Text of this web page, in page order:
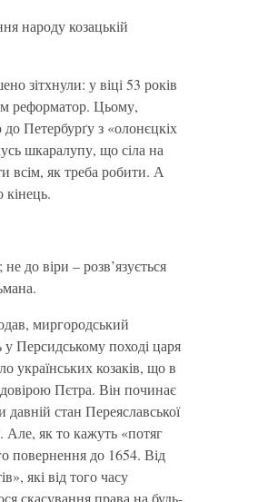
народу козацькій
зітхнули: у віці 53 років
реформатор. Цьому,
Петербурґу з «олонєцкіх
шкаралупу, що сіла на
всім, як треба робити. А
до віри – розв’язується
миргородський
Персидському поході царя
українських козаків, що в
Пєтра. Він починає
стан Переяславської
Але, як то кажуть «потяг
повернення до 1654. Від
які від того часу
скасування права на будь-